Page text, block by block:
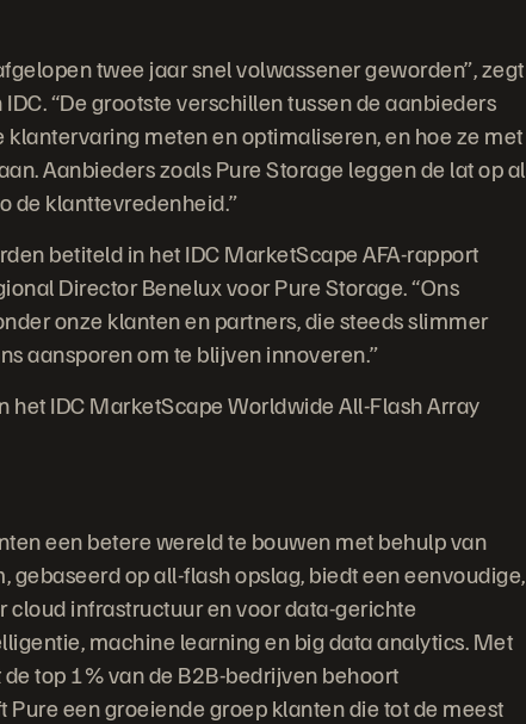
twee jaar snel volwassener geworden”, zegt
“De grootste verschillen tussen de aanbieders
klantervaring meten en optimaliseren, en hoe ze met
Aanbieders zoals Pure Storage leggen de lat op al
de klanttevredenheid.”
betiteld in het IDC MarketScape AFA-rapport
Director Benelux voor Pure Storage. “Ons
onze klanten en partners, die steeds slimmer
aansporen om te blijven innoveren.”
het IDC MarketScape Worldwide All-Flash Array
een betere wereld te bouwen met behulp van
gebaseerd op all-flash opslag, biedt een eenvoudige,
infrastructuur en voor data-gerichte
machine learning en big data analytics. Met
top 1% van de B2B-bedrijven behoort
Pure een groeiende groep klanten die tot de meest